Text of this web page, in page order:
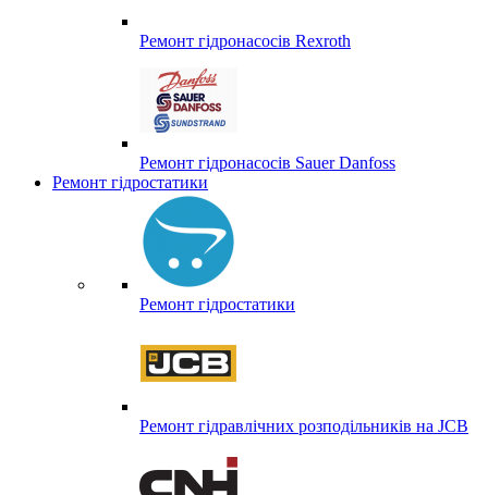
Ремонт гідронасосів Rexroth
Ремонт гідронасосів Sauer Danfoss
Ремонт гідростатики
Ремонт гідростатики
Ремонт гідравлічних розподільників на JCB